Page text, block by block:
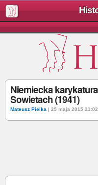
Niemiecka
Sowietach (1941)
Mateusz Pielka | 25 maja 2015 21:02